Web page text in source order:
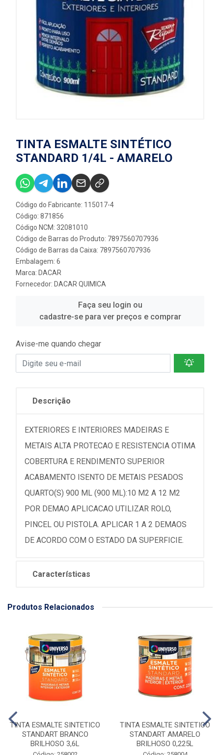
TINTA ESMALTE SINTÉTICO
STANDARD 1/4L - AMARELO
Código do Fabricante: 115017-4
Código: 871856
Código NCM: 32081010
Código de Barras do Produto: 7897560707936
Código de Barras da Caixa: 7897560707936
Embalagem: 6
Marca: DACAR
Fornecedor: DACAR QUIMICA
Faça seu login ou
cadastre-se para ver preços e comprar
Avise-me quando chegar
Descrição
EXTERIORES E INTERIORES MADEIRAS E
METAIS ALTA PROTECAO E RESISTENCIA OTIMA
COBERTURA E RENDIMENTO SUPERIOR
ACABAMENTO ISENTO DE METAIS PESADOS
QUARTO(S) 900 ML (900 ML):10 M2 A 12 M2
POR DEMAO APLICACAO UTILIZAR ROLO,
PINCEL OU PISTOLA. APLICAR 1 A 2 DEMAOS
DE ACORDO COM O ESTADO DA SUPERFICIE.
Características
Produtos Relacionados
TINTA ESMALTE SINTETICO
STANDART BRANCO
BRILHOSO 3,6L
TINTA ESMALTE SINTETICO
STANDART AMARELO
BRILHOSO 0,225L